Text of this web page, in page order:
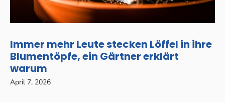
Immer mehr Leute stecken Löffel in ihre
Blumentöpfe, ein Gärtner erklärt
warum
April 7, 2026